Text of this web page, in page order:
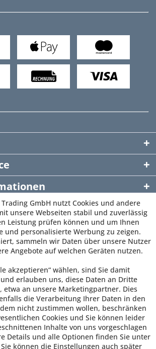
Trading GmbH nutzt Cookies und andere
unsere Webseiten stabil und zuverlässig
Leistung prüfen können und um Ihnen
und personalisierte Werbung zu zeigen.
sammeln wir Daten über unsere Nutzer
Angebote auf welchen Geräten nutzen.
akzeptieren“ wählen, sind Sie damit
erlauben uns, diese Daten an Dritte
etwa an unsere Marketingpartner. Dies
die Verarbeitung Ihrer Daten in den
dem nicht zustimmen wollen, beschränken
Cookies und Sie können leider
Inhalte von uns vorgeschlagen
Details und alle Optionen finden Sie unter
können die Einstellungen auch später